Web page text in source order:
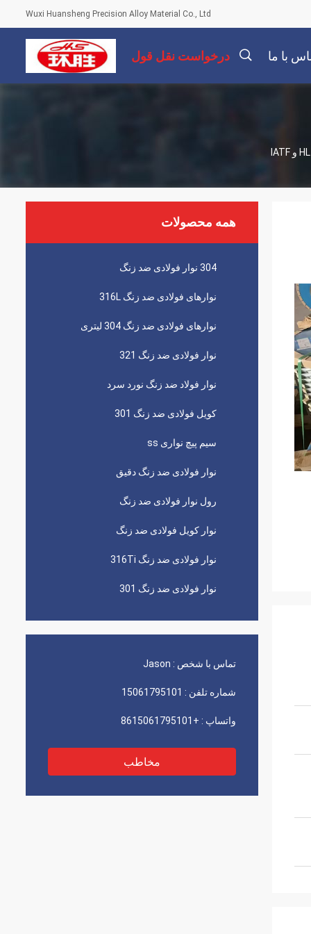
Wuxi Huansheng Precision Alloy Material Co., Ltd
با ما درخواست نقل قول
همه محصولات
304 نوار فولادی ضد زنگ
نوارهای فولادی ضد زنگ 316L
نوارهای فولادی ضد زنگ 304 لیتری
نوار فولادی ضد زنگ 321
نوار فولاد ضد زنگ نورد سرد
کویل فولادی ضد زنگ 301
سیم پیچ نواری ss
نوار فولادی ضد زنگ دقیق
رول نوار فولادی ضد زنگ
نوار کویل فولادی ضد زنگ
نوار فولادی ضد زنگ 316Ti
نوار فولادی ضد زنگ 301
تماس با شخص : Jason
شماره تلفن : 15061795101
واتساپ : +8615061795101
مخاطب